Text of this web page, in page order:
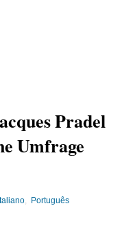
Pradel
Umfrage
Português